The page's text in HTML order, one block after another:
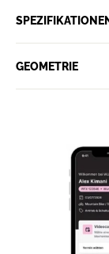
GEOMETRIE